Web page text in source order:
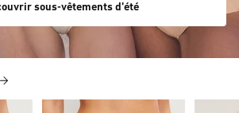
sous-vêtements d'été